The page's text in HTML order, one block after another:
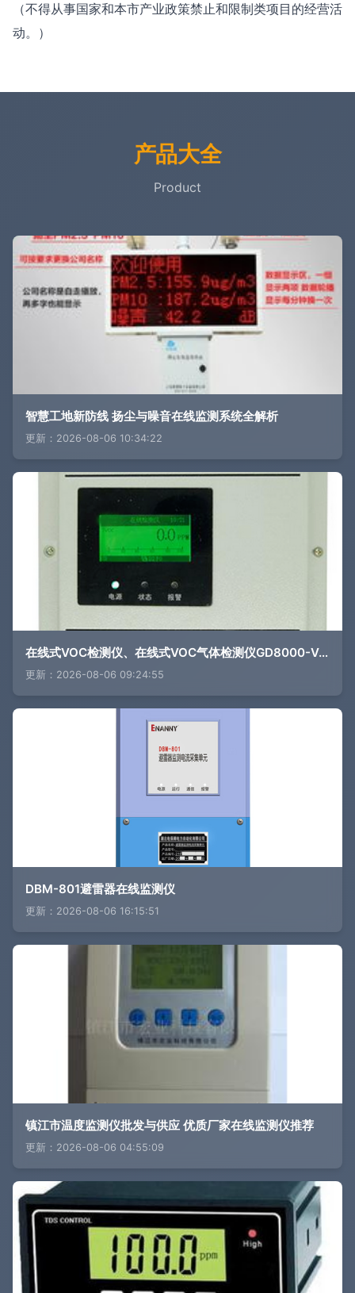
（不得从事国家和本市产业政策禁止和限制类项目的经营活
动。）
产品大全
Product
智慧工地新防线 扬尘与噪音在线监测系统全解析
更新：2026-08-06 10:34:22
在线式VOC检测仪、在线式VOC气体检测仪GD8000-VOC_在线式VOC检测仪,固定式VOC检测仪,VOC检测仪,在线式VOC气体检测仪,固定式VOC气体检测仪_供应信息_中国安防展览网
更新：2026-08-06 09:24:55
DBM-801避雷器在线监测仪
更新：2026-08-06 16:15:51
镇江市温度监测仪批发与供应 优质厂家在线监测仪推荐
更新：2026-08-06 04:55:09